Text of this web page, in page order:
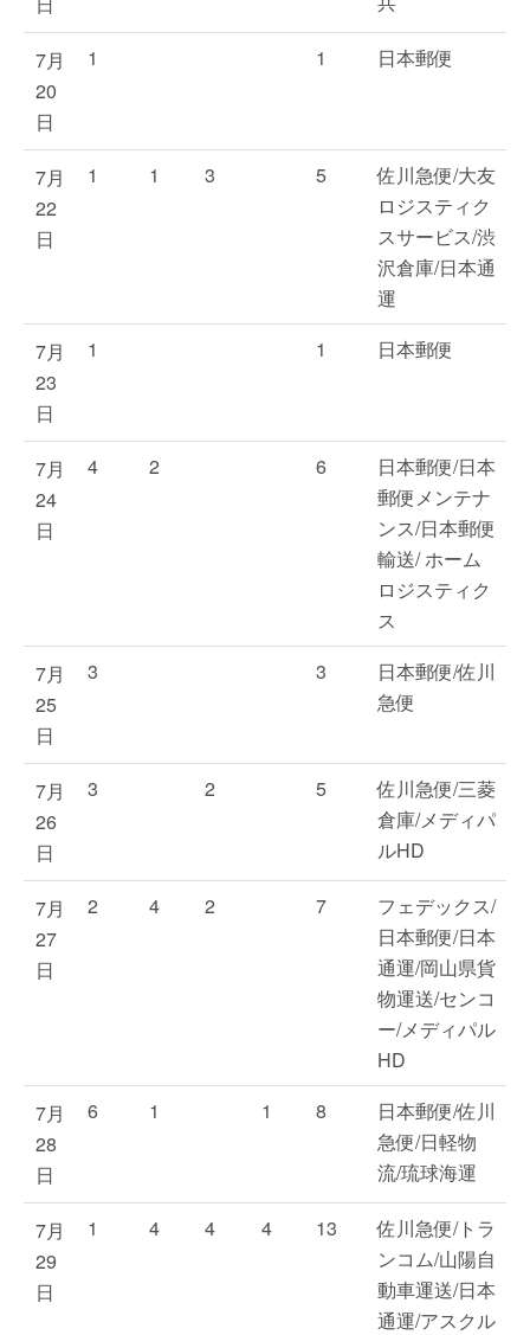
7月
20
日
1 1 日本郵便
7月
22
日
1 1 3 5
佐川急便/大友
ロジスティク
スサービス/渋
沢倉庫/日本通
運
7月
23
日
1 1 日本郵便
7月
24
日
4 2 6
日本郵便/日本
郵便メンテナ
ンス/日本郵便
輸送/ ホーム
ロジスティク
ス
7月
25
日
3 3
日本郵便/佐川
急便
7月
26
日
3 2 5
佐川急便/三菱
倉庫/メディパ
ルHD
7月
27
日
2 4 2 7
フェデックス/
日本郵便/日本
通運/岡山県貨
物運送/センコ
ー/メディパル
HD
7月
28
日
6 1 1 8
日本郵便/佐川
急便/日軽物
流/琉球海運
7月
29
日
1 4 4 4 13
佐川急便/トラ
ンコム/山陽自
動車運送/日本
通運/アスクル